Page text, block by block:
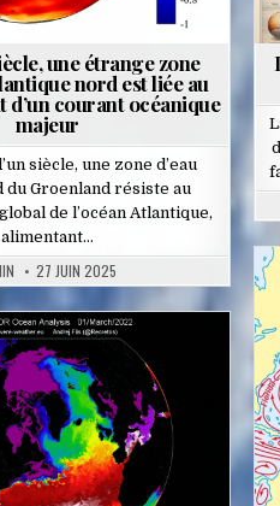
une étrange zone
nord est liée au
d’un courant océanique
majeur
siècle, une zone d’eau
du Groenland résiste au
de l’océan Atlantique,
alimentant…
27 JUIN 2025